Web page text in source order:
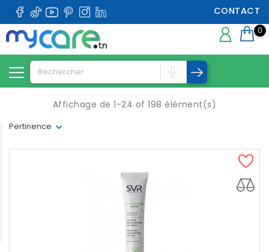
CONTACT
0
Pertinence
Affichage de 1-24 of 198 élément(s)